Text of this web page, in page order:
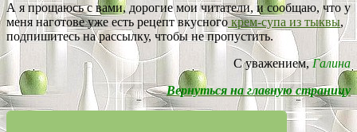
А я прощаюсь с вами, дорогие мои читатели, и сообщаю, что у
меня наготове уже есть рецепт вкусногокрем-супа из тыквы,
подпишитесь на рассылку, чтобы не пропустить.
С уважением,Галина
Вернуться на главную страницу